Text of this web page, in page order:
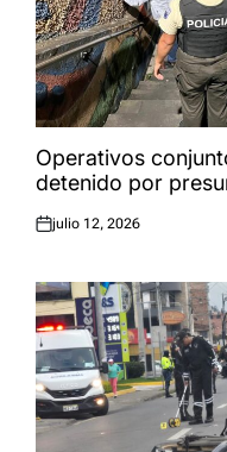
Operativos
detenido por
Publicado
julio 12, 2026